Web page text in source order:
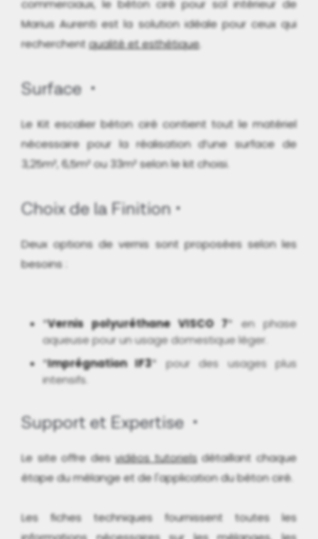
commerciaux, le béton ciré pour sol intérieur de
Marius Aurenti est la solution idéale pour ceux qui
recherchentqualité et esthétique.
Surface
Le Kit escalier béton ciré contient tout le matériel
nécessaire pour la réalisation d’une surface de
3,25m², 6,5m² ou 33m² selon le kit choisi.
Choix de la Finition
Deux options de vernis sont proposées selon les
besoins :
*Vernis polyuréthane VISCO 7* en phase
aqueuse pour un usage domestique léger.
*Imprégnation IF3* pour des usages plus
intensifs.
Support et Expertise
Le site offre desvidéos tutorielsdétaillant chaque
étape du mélange et de l'application du béton ciré.
Les fiches techniques fournissent toutes les